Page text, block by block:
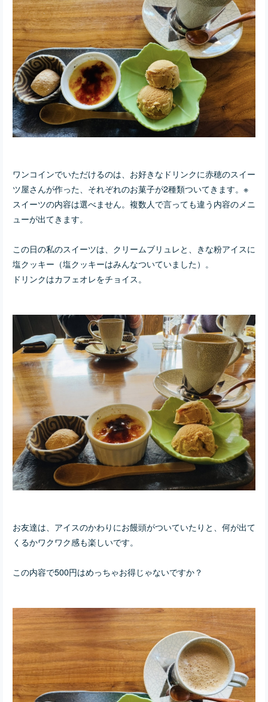
ワンコインでいただけるのは、お好きなドリンクに赤穂のスイー
ツ屋さんが作った、それぞれのお菓子が2種類ついてきます。※
スイーツの内容は選べません。複数人で言っても違う内容のメニ
ューが出てきます。
この日の私のスイーツは、クリームブリュレと、きな粉アイスに
塩クッキー（塩クッキーはみんなついていました）。
ドリンクはカフェオレをチョイス。
お友達は、アイスのかわりにお饅頭がついていたりと、何が出て
くるかワクワク感も楽しいです。
この内容で500円はめっちゃお得じゃないですか？